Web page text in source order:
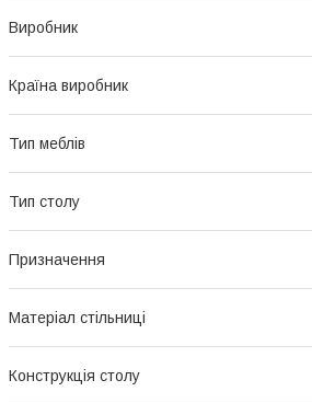
Виробник
Країна виробник
Тип меблів
Тип столу
Призначення
Матеріал стільниці
Конструкція столу